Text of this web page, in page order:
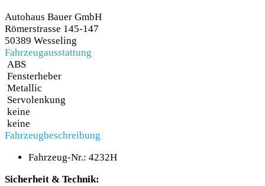
Autohaus Bauer GmbH
Römerstrasse 145-147
50389 Wesseling
Fahrzeugausstattung
ABS
Fensterheber
Metallic
Servolenkung
keine
keine
Fahrzeugbeschreibung
Fahrzeug-Nr.: 4232H
Sicherheit & Technik: